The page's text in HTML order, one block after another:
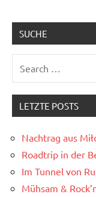
SUCHE
LETZTE POSTS
Nachtrag aus
Roadtrip in der
Im Tunnel von
Mühsam &